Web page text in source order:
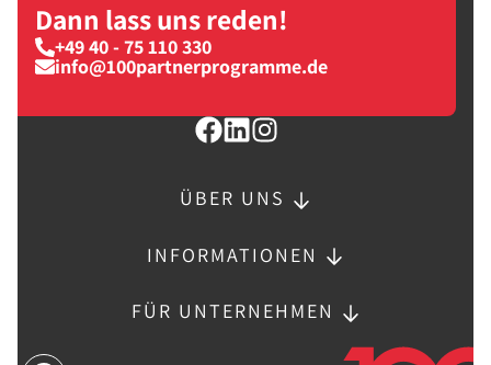
Dann lass uns reden!
+49 40 - 75 110 330
info@100partnerprogramme.de
ÜBER UNS
INFORMATIONEN
FÜR UNTERNEHMEN